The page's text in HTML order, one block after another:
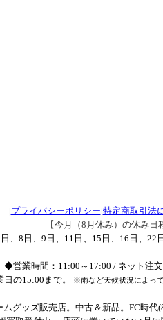
|プライバシーポリシー|特定商取引法
【今月（8月休み）の休み日
、8日、9日、11日、15日、16日、22
◆営業時間：11:00～17:00 / ネット注
の15:00まで。
※雨など天候状況によっ
グッズ販売店。中古＆新品。FC時代